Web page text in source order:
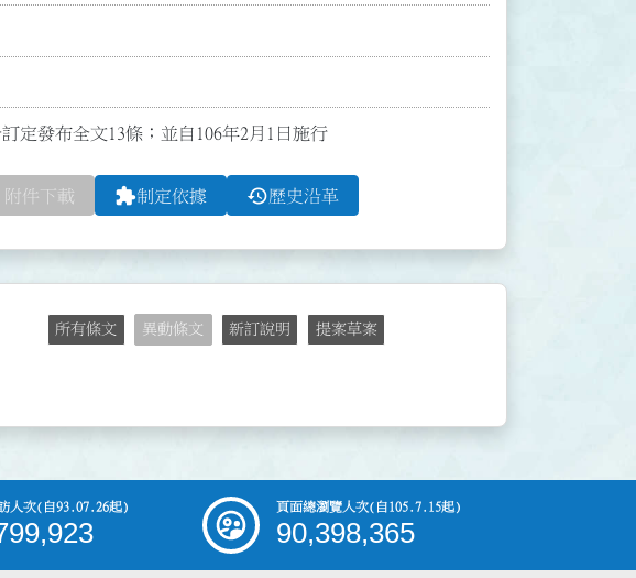
定發布全文13條；並自106年2月1日施行
附件下載 extension制定依據 history歷史沿革
所有條文 異動條文 新訂說明 提案草案
人次(自93.07.26起) 頁面總瀏覽人次(自105.7.15起)
90,398,365